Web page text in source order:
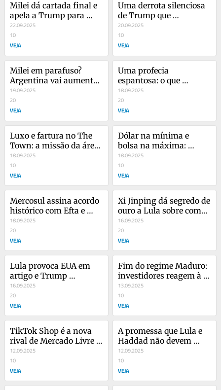
Milei dá cartada final e
apela a Trump para
reverter crise na
Argentina
22.09.2025
10
VEJA
Uma derrota silenciosa
de Trump que
desvaloriza o dólar no
Brasil
20.09.2025
10
VEJA
Milei em parafuso?
Argentina vai aumentar
gastos após derrota em
eleição
19.09.2025
20
VEJA
Uma profecia
espantosa: o que
acontece na bolsa
quando o Fed corta
juros?
18.09.2025
20
VEJA
Luxo e fartura no The
Town: a missão da área
VIP que atende 25 mil
pessoas
18.09.2025
10
VEJA
Dólar na mínima e
bolsa na máxima:
decisão do Fed pode
bagunçar o Brasil
18.09.2025
10
VEJA
Mercosul assina acordo
histórico com Efta e
Brasil define nova
prioridade
18.09.2025
20
VEJA
Xi Jinping dá segredo de
ouro a Lula sobre como
agradar Donald Trump
16.09.2025
20
VEJA
Lula provoca EUA em
artigo e Trump
alimenta temores de
retaliação
16.09.2025
20
VEJA
Fim do regime Maduro:
investidores reagem à
possível intervenção de
Trump
13.09.2025
10
VEJA
TikTok Shop é a nova
rival de Mercado Livre e
Shopee e vendas
surpreendem
12.09.2025
10
VEJA
A promessa que Lula e
Haddad não devem
cumprir até o final de
2026
12.09.2025
10
VEJA